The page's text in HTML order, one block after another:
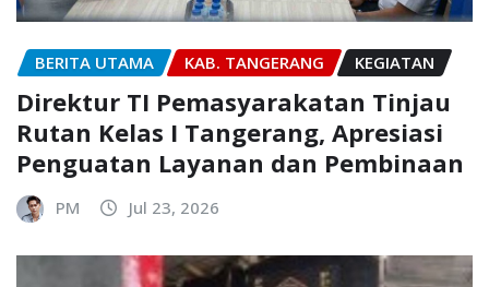
BERITA UTAMA KAB. TANGERANG KEGIATAN
Direktur TI Pemasyarakatan Tinjau
Rutan Kelas I Tangerang, Apresiasi
Penguatan Layanan dan Pembinaan
PM Jul 23, 2026